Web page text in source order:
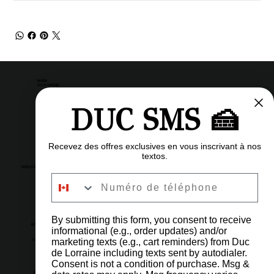
NOUS CONTACTER
À tout les jours
5002 Ch de la Côte-des-Neiges, Montréal, QC H3V 1G6
LIENS IMPORTANTS
DUC SMS 🍰
Recevez des offres exclusives en vous inscrivant à nos
textos.
By submitting this form, you consent to receive
informational (e.g., order updates) and/or
marketing texts (e.g., cart reminders) from Duc
de Lorraine including texts sent by autodialer.
Consent is not a condition of purchase. Msg &